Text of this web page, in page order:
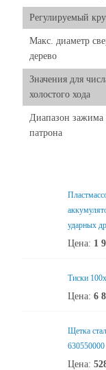
Регулируемый
Макс. диаметр
дерево
Значения для
холостого хода
Диапазон зажима
патрона
ударных
Цена: 1
Тиски
Цена: 6
Щетка
630550000
Цена: